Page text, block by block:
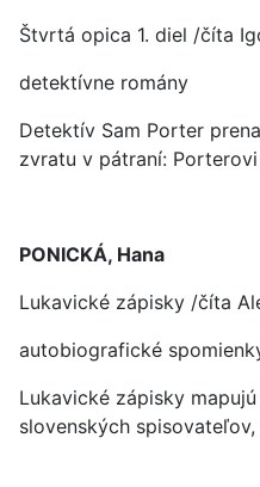
Štvrtá opica 1. diel /číta
detektívne romány
Detektív Sam Porter
zvratu v pátraní:
PONICKÁ, Hana
Lukavické zápisky /číta
autobiografické
Lukavické zápisky
slovenských